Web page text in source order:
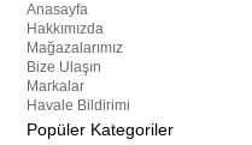
Anasayfa
Hakkımızda
Mağazalarımız
Bize Ulaşın
Markalar
Havale Bildirimi
Popüler Kategoriler